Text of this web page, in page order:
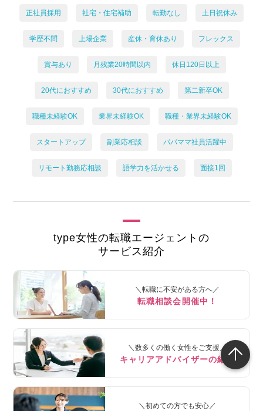
正社員採用 社宅・住宅補助 転勤なし 土日祝休み
学歴不問 上場企業 産休・育休あり フレックス
賞与あり 月残業20時間以内 休日120日以上
20代におすすめ 30代におすすめ 第二新卒OK
職種未経験OK 業界未経験OK 職種・業界未経験OK
スタートアップ 副業応相談 パパママ社員活躍中
リモート勤務応相談 語学力を活かせる 面接1回
type女性の転職エージェントの
サービス紹介
＼転職に不安がある方へ／
転職相談会開催中！
＼数多くの働く女性をご支援／
キャリアアドバイザーの紹介
＼初めての方でも安心／